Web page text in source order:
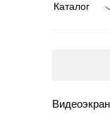
Каталог